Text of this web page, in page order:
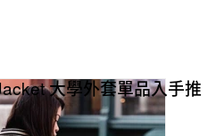
大學外套單品入手推